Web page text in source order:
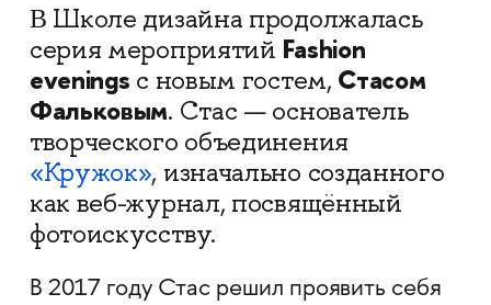
В Школе дизайна продолжалась
серия мероприятий Fashion
evenings с новым гостем, Стасом
Фальковым. Стас — основатель
творческого объединения
«Кружок», изначально созданного
как веб-журнал, посвящённый
фотоискусству.
В 2017 году Стас решил проявить себя